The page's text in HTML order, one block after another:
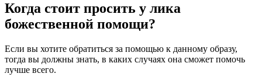
Когда стоит просить у лика
божественной помощи?
Если вы хотите обратиться за помощью к данному образу,
тогда вы должны знать, в каких случаях она сможет помочь
лучше всего.